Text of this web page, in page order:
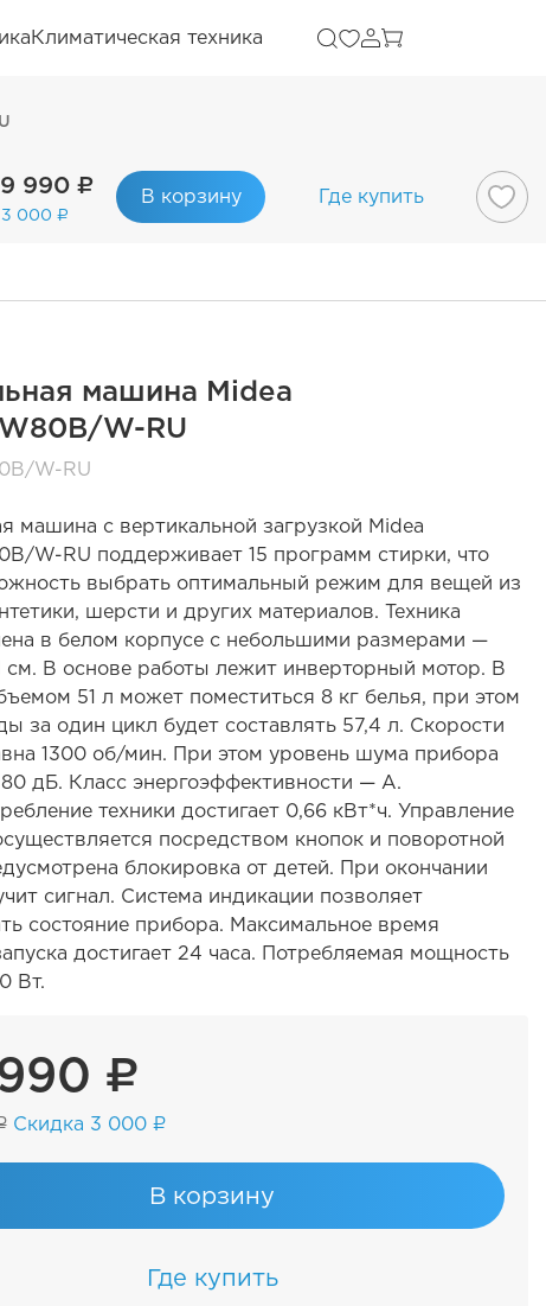
Климатическая техника
990 ₽
000 ₽
В корзину Где купить
машина Midea
W-RU
W-RU
машина с вертикальной загрузкой Midea
W-RU поддерживает 15 программ стирки, что
выбрать оптимальный режим для вещей из
шерсти и других материалов. Техника
в белом корпусе с небольшими размерами —
см. В основе работы лежит инверторный мотор. В
51 л может поместиться 8 кг белья, при этом
за один цикл будет составлять 57,4 л. Скорости
1300 об/мин. При этом уровень шума прибора
80 дБ. Класс энергоэффективности — А.
техники достигает 0,66 кВт*ч. Управление
посредством кнопок и поворотной
блокировка от детей. При окончании
сигнал. Система индикации позволяет
состояние прибора. Максимальное время
достигает 24 часа. Потребляемая мощность
Вт.
₽
Скидка 3 000 ₽
В корзину
Где купить